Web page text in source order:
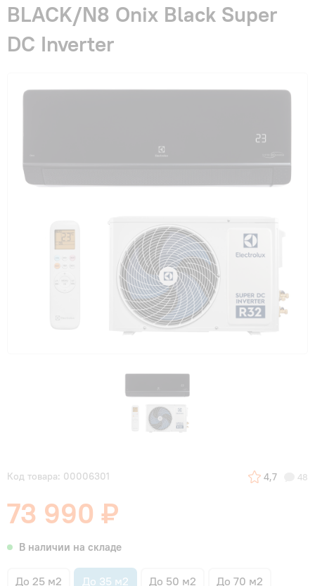
Монтаж
BLACK/N8 Onix Black Super
DC Inverter
Код товара: 00006301 4,7 48
73 990 ₽
В наличии на складе
До 25 м2 До 35 м2 До 50 м2 До 70 м2